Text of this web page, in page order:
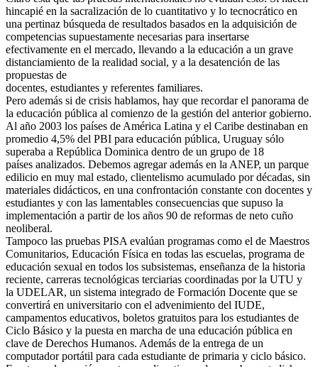
hincapié en la sacralización de lo cuantitativo y lo tecnocrático en
una pertinaz búsqueda de resultados basados en la adquisición de
competencias supuestamente necesarias para insertarse
efectivamente en el mercado, llevando a la educación a un grave
distanciamiento de la realidad social, y a la desatención de las
propuestas de
docentes, estudiantes y referentes familiares.
Pero además si de crisis hablamos, hay que recordar el panorama de
la educación pública al comienzo de la gestión del anterior gobierno.
Al año 2003 los países de América Latina y el Caribe destinaban en
promedio 4,5% del PBI para educación pública, Uruguay sólo
superaba a República Dominica dentro de un grupo de 18
países analizados. Debemos agregar además en la ANEP, un parque
edilicio en muy mal estado, clientelismo acumulado por décadas, sin
materiales didácticos, en una confrontación constante con docentes y
estudiantes y con las lamentables consecuencias que supuso la
implementación a partir de los años 90 de reformas de neto cuño
neoliberal.
Tampoco las pruebas PISA evalúan programas como el de Maestros
Comunitarios, Educación Física en todas las escuelas, programa de
educación sexual en todos los subsistemas, enseñanza de la historia
reciente, carreras tecnológicas terciarias coordinadas por la UTU y
la UDELAR, un sistema integrado de Formación Docente que se
convertirá en universitario con el advenimiento del IUDE,
campamentos educativos, boletos gratuitos para los estudiantes de
Ciclo Básico y la puesta en marcha de una educación pública en
clave de Derechos Humanos. Además de la entrega de un
computador portátil para cada estudiante de primaria y ciclo básico.